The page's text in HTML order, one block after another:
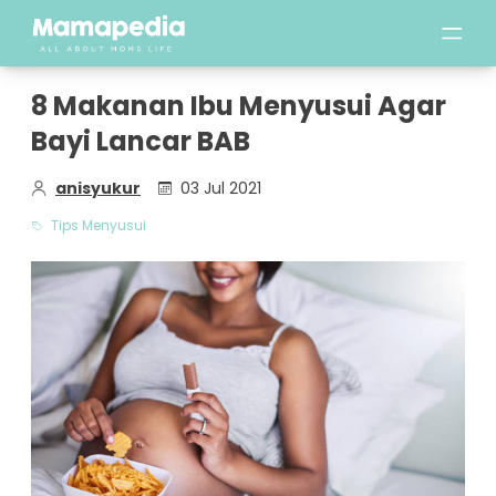
8 Makanan Ibu Menyusui Agar
Bayi Lancar BAB
anisyukur 03 Jul 2021
Tips Menyusui